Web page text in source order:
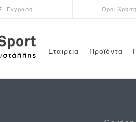
Εγγραφή Όροι
Εταιρεία Προϊόντα